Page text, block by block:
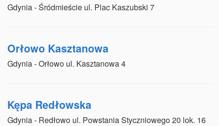
Gdynia - Śródmieście ul. Plac Kaszubski 7
Orłowo Kasztanowa
Gdynia - Orłowo ul. Kasztanowa 4
Kępa Redłowska
Gdynia - Redłowo ul. Powstania Styczniowego 20 lok. 16